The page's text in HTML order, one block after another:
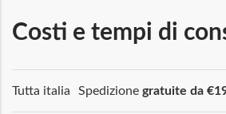
Costi e tempi di
Tutta italia Spedizione gratuite da